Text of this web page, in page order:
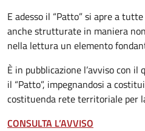
E adesso il “Patto” si apre a
anche strutturate in maniera
nella lettura un elemento
È in pubblicazione l’avviso con
il “Patto”, impegnandosi a
costituenda rete territoriale per
CONSULTA L’AVVISO